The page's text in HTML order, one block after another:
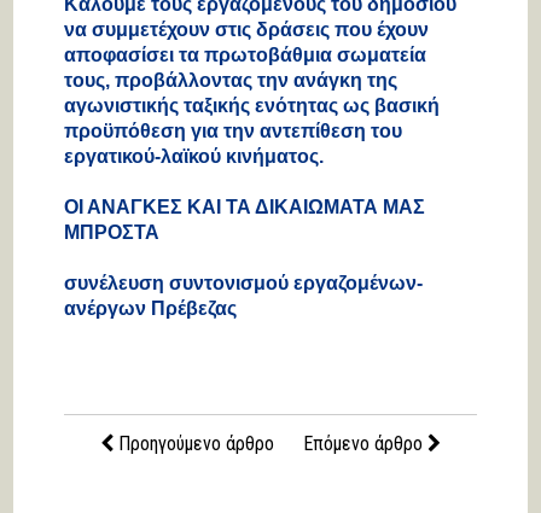
Καλούμε τους εργαζόμενους του δημοσίου
να συμμετέχουν στις δράσεις που έχουν
αποφασίσει τα πρωτοβάθμια σωματεία
τους, προβάλλοντας την ανάγκη της
αγωνιστικής ταξικής ενότητας ως βασική
προϋπόθεση για την αντεπίθεση του
εργατικού-λαϊκού κινήματος.
ΟΙ ΑΝΑΓΚΕΣ ΚΑΙ ΤΑ ΔΙΚΑΙΩΜΑΤΑ ΜΑΣ
ΜΠΡΟΣΤΑ
συνέλευση συντονισμού εργαζομένων-
ανέργων Πρέβεζας
Προηγούμενο άρθρο Επόμενο άρθρο